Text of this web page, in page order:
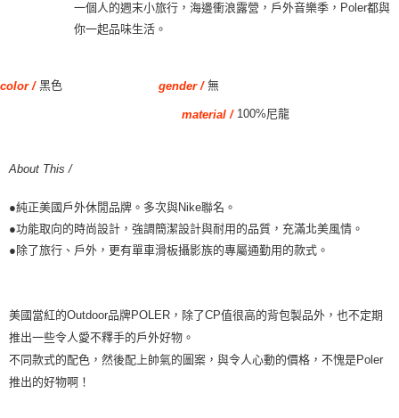
一個人的週末小旅行，海邊衝浪露營，戶外音樂季，Poler都與
你一起品味生活。
color / 黑色 gender / 無
material / 100%尼龍
About This /
●純正美國戶外休閒品牌。多次與Nike聯名。
●功能取向的時尚設計，強調簡潔設計與耐用的品質，充滿北美風情。
●除了旅行、戶外，更有單車滑板攝影族的專屬通勤用的款式。
美國當紅的Outdoor品牌POLER ，除了CP值很高的背包製品外 ， 也不定期
推出一些令人愛不釋手的戶外好物。
不同款式的配色，然後配上帥氣的圖案，與令人心動的價格，不愧是Poler
推出的好物啊！